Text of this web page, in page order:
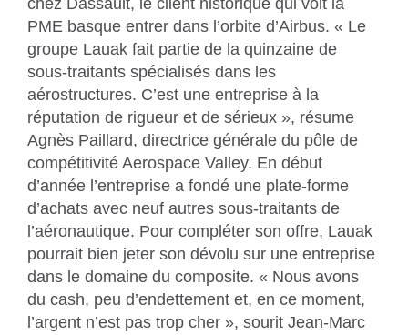
chez Dassault, le client historique qui voit la
PME basque entrer dans l’orbite d’Airbus. « Le
groupe Lauak fait partie de la quinzaine de
sous-traitants spécialisés dans les
aérostructures. C’est une entreprise à la
réputation de rigueur et de sérieux », résume
Agnès Paillard, directrice générale du pôle de
compétitivité Aerospace Valley. En début
d’année l’entreprise a fondé une plate-forme
d’achats avec neuf autres sous-traitants de
l’aéronautique. Pour compléter son offre, Lauak
pourrait bien jeter son dévolu sur une entreprise
dans le domaine du composite. « Nous avons
du cash, peu d’endettement et, en ce moment,
l’argent n’est pas trop cher », sourit Jean-Marc